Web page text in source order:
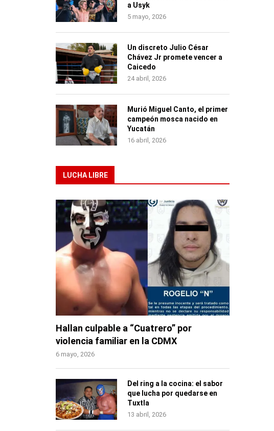
a Usyk
5 mayo, 2026
Un discreto Julio César
Chávez Jr promete vencer a
Caicedo
24 abril, 2026
Murió Miguel Canto, el primer
campeón mosca nacido en
Yucatán
16 abril, 2026
LUCHA LIBRE
Hallan culpable a “Cuatrero” por
violencia familiar en la CDMX
6 mayo, 2026
Del ring a la cocina: el sabor
que lucha por quedarse en
Tuxtla
13 abril, 2026